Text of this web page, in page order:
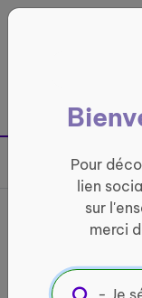
France
Pour
lien
sur
merci
Partager sur
COUP
LOISIRS ET
Panneau de